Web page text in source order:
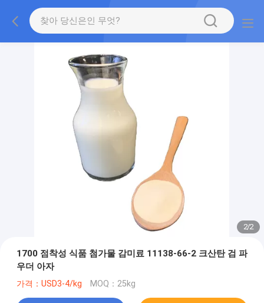
2/2
1700 점착성 식품 첨가물 감미료 11138-66-2 크산탄 검 파
우더 아자
가격：USD3-4/kg MOQ：25kg